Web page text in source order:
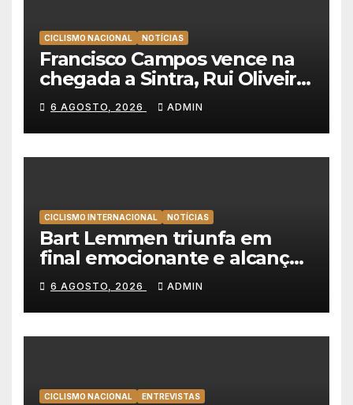
CICLISMO NACIONAL NOTÍCIAS
Francisco Campos vence na
chegada a Sintra, Rui Oliveira
veste de amarelo na Volta a
Portugal
6 AGOSTO, 2026 ADMIN
CICLISMO INTERNACIONAL NOTÍCIAS
Bart Lemmen triunfa em
final emocionante e alcança
a primeira vitória da carreira
na Volta à Polónia
6 AGOSTO, 2026 ADMIN
CICLISMO NACIONAL ENTREVISTAS